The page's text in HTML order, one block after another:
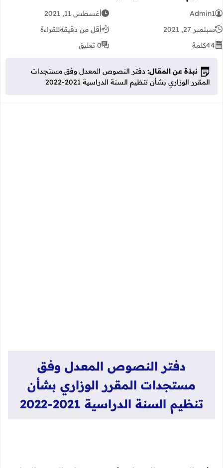
Admin1
أغسطس 11, 2021
سبتمبر 27, 2021
أقل من دقيقةللقراءة
44كلمة 0 تعليق
نبذة عن المقال: دفتر النصوص المعدل وفق مستجدات
المقرر الوزاري بشأن تنظيم السنة الدراسية 2021-2022
دفتر النصوص المعدل وفق
مستجدات المقرر الوزاري بشأن
تنظيم السنة الدراسية 2021-2022